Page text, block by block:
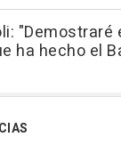
"Demostraré
ha hecho el